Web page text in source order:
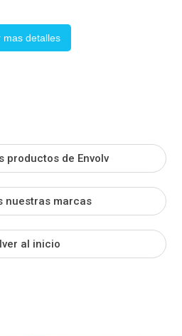
mas detalles
productos de Envolv
nuestras marcas
al inicio